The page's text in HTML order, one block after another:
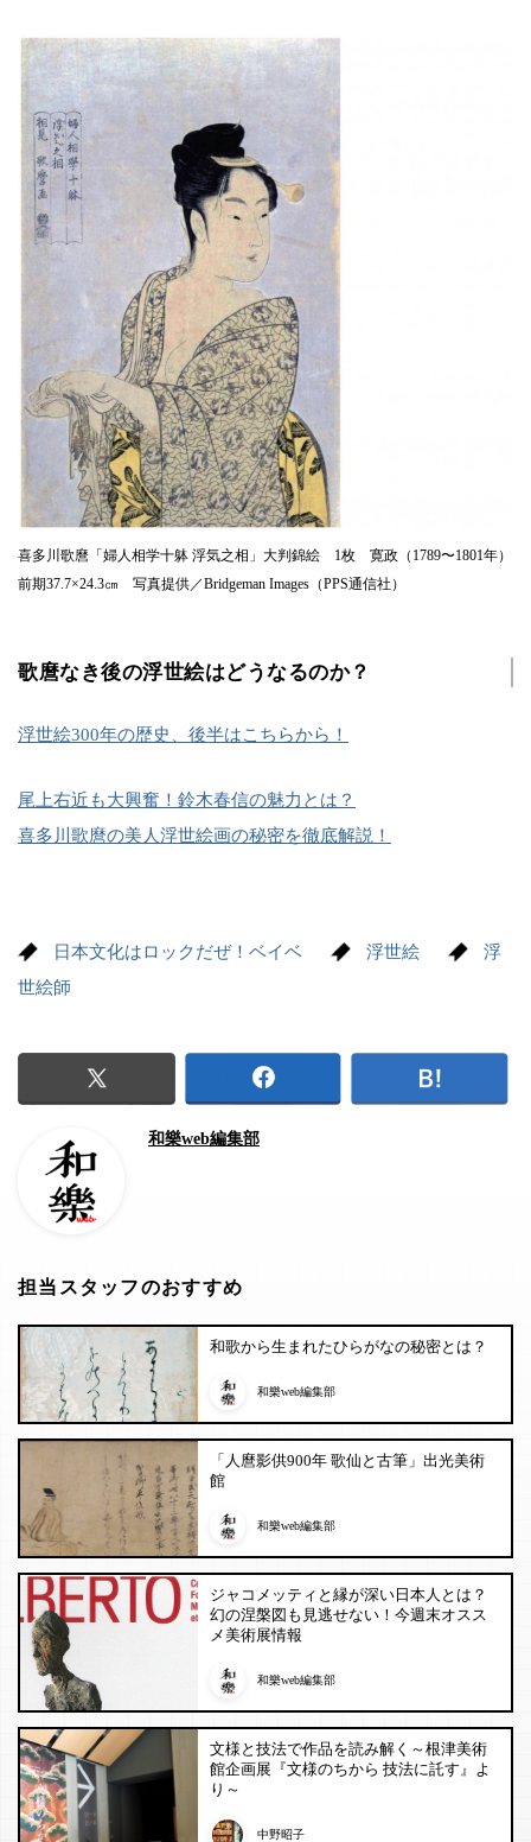
喜多川歌麿「婦人相学十躰 浮気之相」大判錦絵 1枚 寛政（1789〜1801年）
前期37.7×24.3㎝ 写真提供／Bridgeman Images（PPS通信社）
歌麿なき後の浮世絵はどうなるのか？
浮世絵300年の歴史、後半はこちらから！
尾上右近も大興奮！鈴木春信の魅力とは？
喜多川歌麿の美人浮世絵画の秘密を徹底解説！
日本文化はロックだぜ！ベイベ 浮世絵
浮
世絵師
和樂web編集部
担当スタッフのおすすめ
和歌から生まれたひらがなの秘密とは？
和樂web編集部
「人麿影供900年 歌仙と古筆」出光美術
館
和樂web編集部
ジャコメッティと縁が深い日本人とは？
幻の涅槃図も見逃せない！今週末オスス
メ美術展情報
和樂web編集部
文様と技法で作品を読み解く～根津美術
館企画展『文様のちから 技法に託す』よ
り～
中野昭子